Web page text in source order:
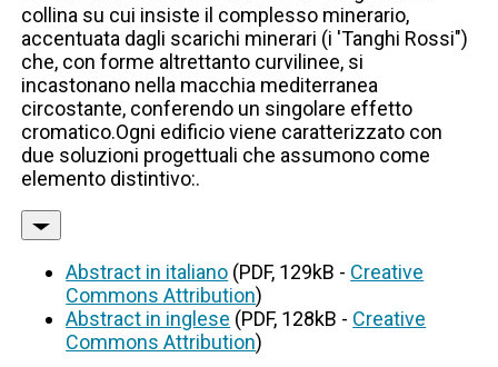
collina su cui insiste il complesso minerario,
accentuata dagli scarichi minerari (i 'Tanghi Rossi")
che, con forme altrettanto curvilinee, si
incastonano nella macchia mediterranea
circostante, conferendo un singolare effetto
cromatico.Ogni edificio viene caratterizzato con
due soluzioni progettuali che assumono come
elemento distintivo:.
Abstract in italiano (PDF, 129kB - Creative
Commons Attribution)
Abstract in inglese (PDF, 128kB - Creative
Commons Attribution)